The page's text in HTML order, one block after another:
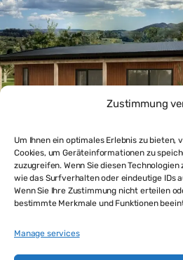
Zustimmung
Um Ihnen ein optimales Erlebnis zu bieten,
Cookies, um Geräteinformationen zu
zuzugreifen. Wenn Sie diesen
wie das Surfverhalten oder eindeutige IDs
Wenn Sie Ihre Zustimmung nicht erteilen
bestimmte Merkmale und Funktionen
Manage services
LaPaloma Fertighaus mit
Zuhause in Uruguay
$60,000